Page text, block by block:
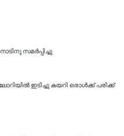
സമർപ്പിച്ചു
ഇടിച്ചു കയറി ഒരാള്‍ക്ക് പരിക്ക്